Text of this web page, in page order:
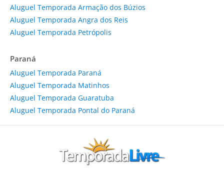
Aluguel Temporada Armação dos Búzios
Aluguel Temporada Angra dos Reis
Aluguel Temporada Petrópolis
Paraná
Aluguel Temporada Paraná
Aluguel Temporada Matinhos
Aluguel Temporada Guaratuba
Aluguel Temporada Pontal do Paraná